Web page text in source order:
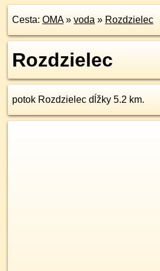
Cesta: OMA» voda » Rozdzielec
Rozdzielec
potok Rozdzielec dĺžky 5.2 km.